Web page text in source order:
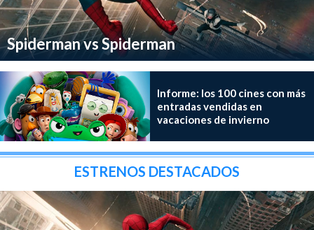
Spiderman vs Spiderman
Informe: los 100 cines con más
entradas vendidas en
vacaciones de invierno
ESTRENOS DESTACADOS